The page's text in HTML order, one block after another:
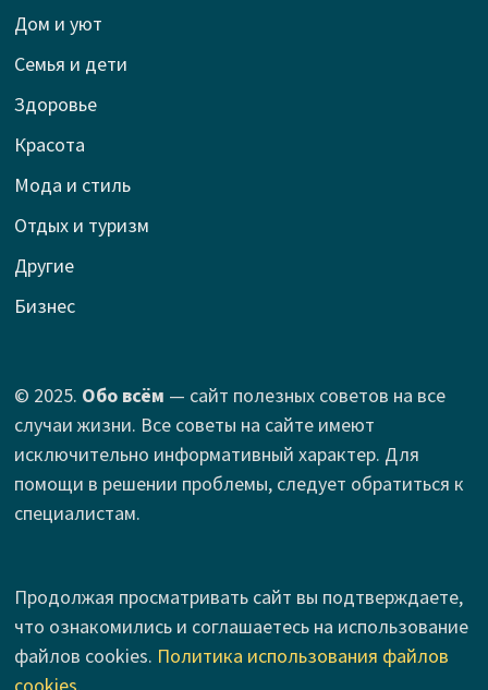
Дом и уют
Семья и дети
Здоровье
Красота
Мода и стиль
Отдых и туризм
Другие
Бизнес
© 2025. Обо всём — сайт полезных советов на все
случаи жизни. Все советы на сайте имеют
исключительно информативный характер. Для
помощи в решении проблемы, следует обратиться к
специалистам.
Продолжая просматривать сайт вы подтверждаете,
что ознакомились и соглашаетесь на использование
файлов cookies. Политика использования файлов